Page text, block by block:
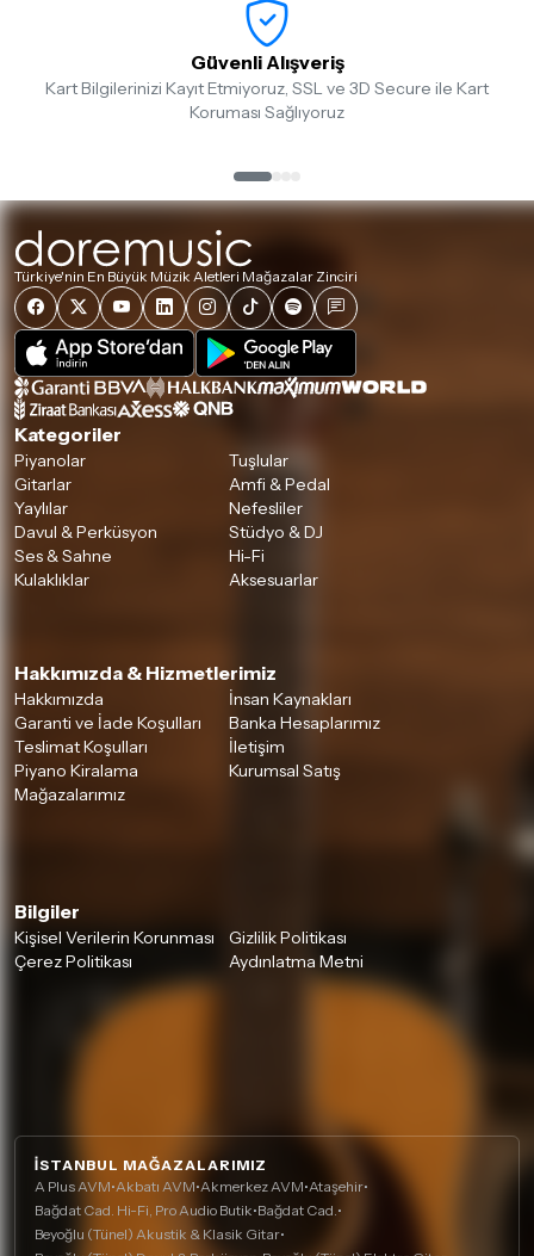
Güvenli Alışveriş
Kart Bilgilerinizi Kayıt Etmiyoruz, SSL ve 3D Secure ile Kart
Koruması Sağlıyoruz
Türkiye'nin En Büyük Müzik Aletleri Mağazalar Zinciri
Kategoriler
Piyanolar
Tuşlular
Gitarlar
Amfi & Pedal
Yaylılar
Nefesliler
Davul & Perküsyon
Stüdyo & DJ
Ses & Sahne
Hi-Fi
Kulaklıklar
Aksesuarlar
Hakkımızda & Hizmetlerimiz
Hakkımızda
İnsan Kaynakları
Garanti ve İade Koşulları
Banka Hesaplarımız
Teslimat Koşulları
İletişim
Piyano Kiralama
Kurumsal Satış
Mağazalarımız
Bilgiler
Kişisel Verilerin Korunması
Gizlilik Politikası
Çerez Politikası
Aydınlatma Metni
İSTANBUL MAĞAZALARIMIZ
A Plus AVM•Akbatı AVM•Akmerkez AVM•Ataşehir•
Bağdat Cad. Hi-Fi, Pro Audio Butik•Bağdat Cad. •
Beyoğlu (Tünel) Akustik & Klasik Gitar•